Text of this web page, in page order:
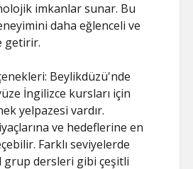
imkanlar sunar. Bu
daha eğlenceli ve
getirir.
Beylikdüzü'nde
İngilizce kursları için
yelpazesi vardır.
ve hedeflerine en
Farklı seviyelerde
grup dersleri gibi çeşitli